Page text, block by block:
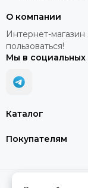
Каталог
Покупателям
О компании
Интернет-
пользоваться!
Мы в социальных